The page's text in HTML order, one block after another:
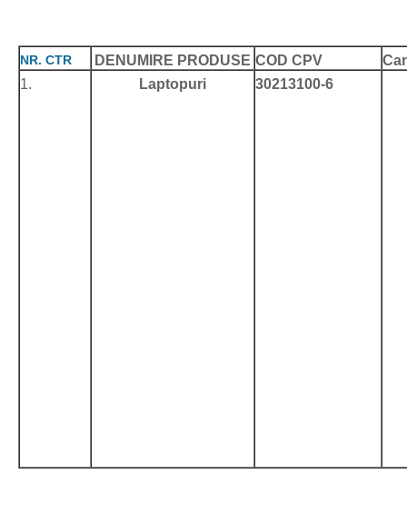
NR. CTR DENUMIRE PRODUSE COD CPV
1.
Laptopuri 30213100-6